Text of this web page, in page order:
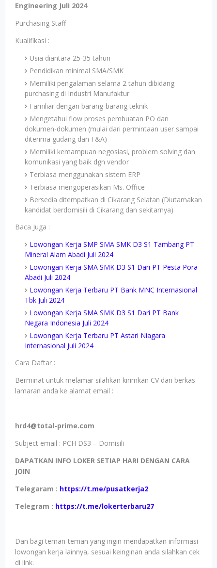
Engineering Juli 2024
Purchasing Staff
Kualifikasi :
Usia diantara 25-35 tahun
Pendidikan minimal SMA/SMK
Memiliki pengalaman selama 2 tahun dibidang
purchasing di Industri Manufaktur
Familiar dengan barang-barang teknik
Mengetahui flow proses pembuatan PO dan
dokumen-dokumen (mulai dari permintaan user sampai
diterima gudang dan F&A)
Memiliki kemampuan negosiasi, problem solving dan
komunikasi yang baik dgn vendor
Terbiasa menggunakan sistem ERP
Terbiasa mengoperasikan Ms. Office
Bersedia ditempatkan di Cikarang Selatan (Diutamakan
kandidat berdomisili di Cikarang dan sekitarnya)
Baca Juga :
Lowongan Kerja SMP SMA SMK D3 S1 Tambang PT
Mineral Alam Abadi Juli 2024
Lowongan Kerja SMA SMK D3 S1 Dari PT Pesta Pora
Abadi Juli 2024
Lowongan Kerja Terbaru PT Bank MNC Internasional
Tbk Juli 2024
Lowongan Kerja SMA SMK D3 S1 Dari PT Bank
Negara Indonesia Juli 2024
Lowongan Kerja Terbaru PT Astari Niagara
Internasional Juli 2024
Cara Daftar :
Berminat untuk melamar silahkan kirimkan CV dan berkas
lamaran anda ke alamat email :
hrd4@total-prime.com
Subject email : PCH DS3 – Domisili
DAPATKAN INFO LOKER SETIAP HARI DENGAN CARA
JOIN
Telegaram : https://t.me/pusatkerja2
Telegram : https://t.me/lokerterbaru27
Dan bagi teman-teman yang ingin mendapatkan informasi
lowongan kerja lainnya, sesuai keinginan anda silahkan cek
di link.